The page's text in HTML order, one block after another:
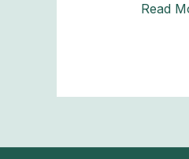
Read